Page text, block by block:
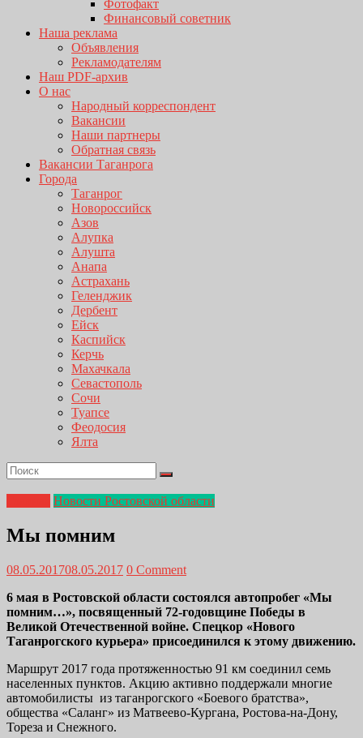
Фотофакт
Финансовый советник
Наша реклама
Объявления
Рекламодателям
Наш PDF-архив
О нас
Народный корреспондент
Вакансии
Наши партнеры
Обратная связь
Вакансии Таганрога
Города
Таганрог
Новороссийск
Азов
Алупка
Алушта
Анапа
Астрахань
Геленджик
Дербент
Ейск
Каспийск
Керчь
Махачкала
Севастополь
Сочи
Туапсе
Феодосия
Ялта
Новости Ростовской области
Мы помним
08.05.201708.05.2017 0 Comment
6 мая в Ростовской области состоялся автопробег «Мы
помним…», посвященный 72-годовщине Победы в
Великой Отечественной войне. Спецкор «Нового
Таганрогского курьера» присоединился к этому движению.
Маршрут 2017 года протяженностью 91 км соединил семь
населенных пунктов. Акцию активно поддержали многие
автомобилисты из таганрогского «Боевого братства»,
общества «Саланг» из Матвеево-Кургана, Ростова-на-Дону,
Тореза и Снежного.